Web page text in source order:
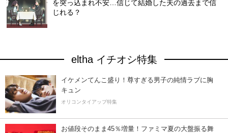
を突っ込まれ不安…信じて結婚した夫の過去まで信
じれる？
eltha イチオシ特集
イケメンてんこ盛り！尊すぎる男子の純情ラブに胸
キュン
オリコンタイアップ特集
お値段そのまま45％増量！ファミマ夏の大盤振る舞